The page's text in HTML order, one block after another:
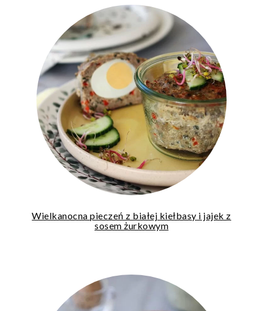
Wielkanocna pieczeń z białej kiełbasy i jajek z
sosem żurkowym